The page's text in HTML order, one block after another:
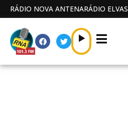
RÁDIO NOVA ANTENARÁDIO ELVAS